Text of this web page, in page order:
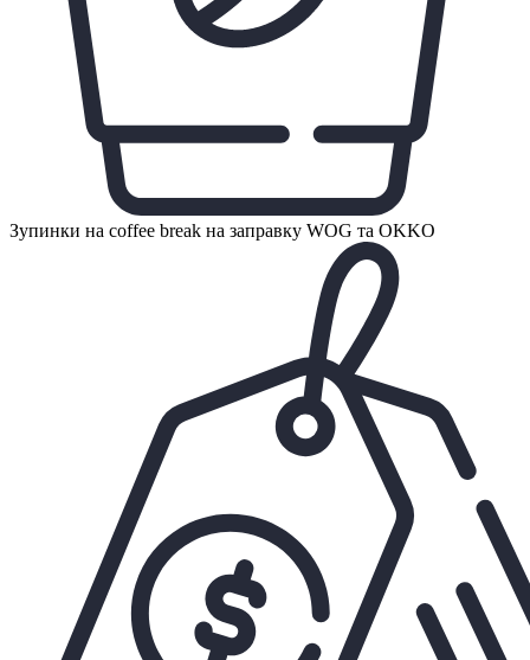
Зупинки на coffee break на заправку WOG та OKKO